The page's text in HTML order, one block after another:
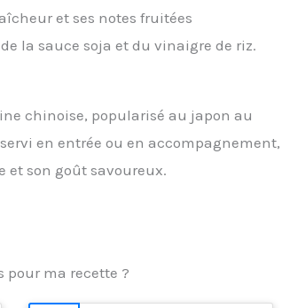
et ses notes fruitées
la sauce soja et du vinaigre de riz.
chinoise, popularisé au japon au
en entrée ou en accompagnement,
et son goût savoureux.
pour ma recette ?